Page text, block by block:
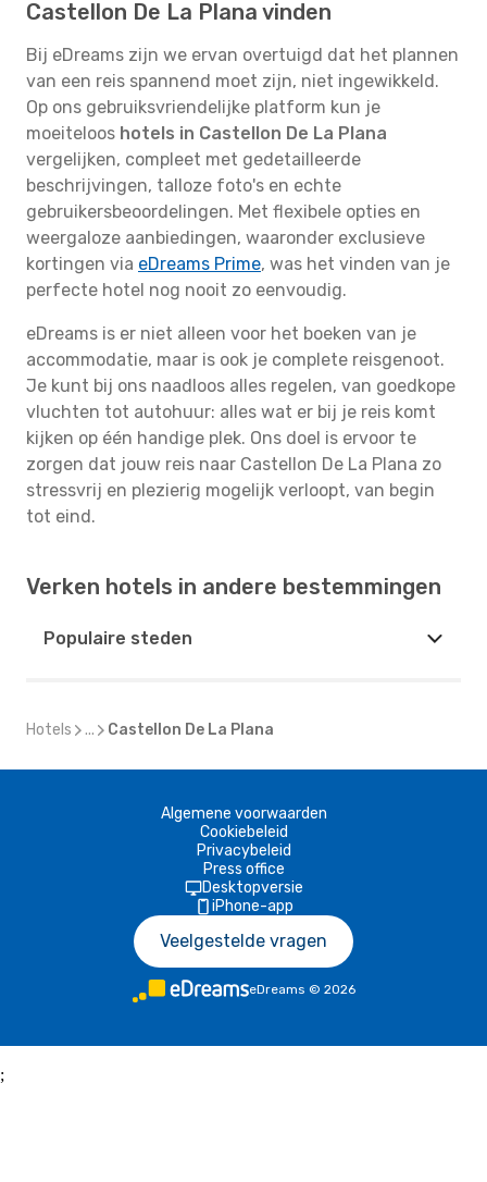
Castellon De La Plana vinden
Bij eDreams zijn we ervan overtuigd dat het plannen
van een reis spannend moet zijn, niet ingewikkeld.
Op ons gebruiksvriendelijke platform kun je
moeiteloos hotels in Castellon De La Plana
vergelijken, compleet met gedetailleerde
beschrijvingen, talloze foto's en echte
gebruikersbeoordelingen. Met flexibele opties en
weergaloze aanbiedingen, waaronder exclusieve
kortingen via eDreams Prime, was het vinden van je
perfecte hotel nog nooit zo eenvoudig.
eDreams is er niet alleen voor het boeken van je
accommodatie, maar is ook je complete reisgenoot.
Je kunt bij ons naadloos alles regelen, van goedkope
vluchten tot autohuur: alles wat er bij je reis komt
kijken op één handige plek. Ons doel is ervoor te
zorgen dat jouw reis naar Castellon De La Plana zo
stressvrij en plezierig mogelijk verloopt, van begin
tot eind.
Verken hotels in andere bestemmingen
Populaire steden
Hotels ... Castellon De La Plana
Algemene voorwaarden
Cookiebeleid
Privacybeleid
Press office
Desktopversie
iPhone-app
Veelgestelde vragen
eDreams © 2026
;